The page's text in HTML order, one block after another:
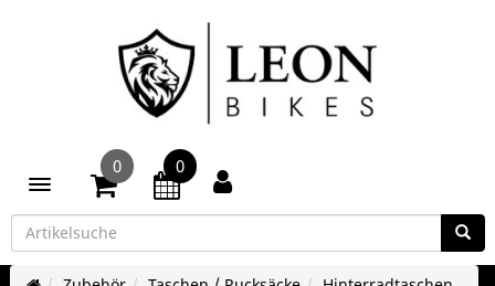
Toggle navigation
0 0